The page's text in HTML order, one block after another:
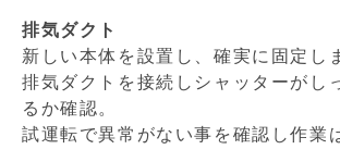
排気ダクト
新しい本体を設置し、確実に固定し
排気ダクトを接続しシャッターがし
るか確認。
試運転で異常がない事を確認し作業